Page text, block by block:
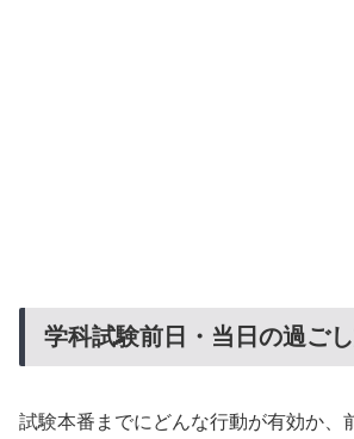
学科試験前日・当日の過ご
試験本番までにどんな行動が有効か、